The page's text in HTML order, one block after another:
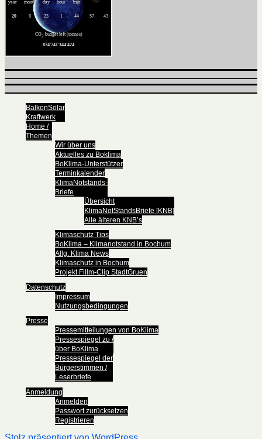
BalkonSolar
Kraftwerk
Home /
Themen
Wir über uns
Aktuelles zu Boklima
BoKlima-Unterstützer
Terminkalender
KlimaNotstands-
Briefe
Übersicht
KlimaNotStandsBriefe [KNB]
Alle älteren KNB’s
Klimaschutz Tips
BoKlima – Klimanotstand in Bochum
Allg. Klima News
Klimaschutz in Bochum
Projekt Fillm-Clip StadtGruen
Datenschutz
Impressum
Nutzungsbedingungen
Presse
Pressemitteilungen von BoKlima
Pressespiegel zu /
über BoKlima
Pressespiegel der
Bürgerstimmen /
Leserbriefe
Anmeldung
Anmelden
Passwort zurücksetzen
Registrieren